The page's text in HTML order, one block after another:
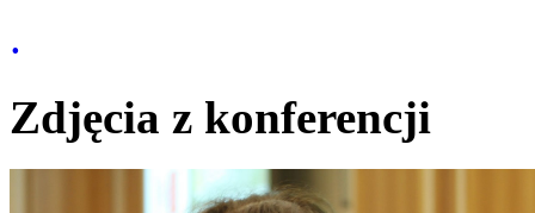
.
Zdjęcia z konferencji